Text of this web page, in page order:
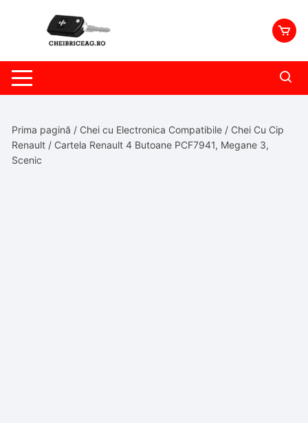
Prima pagină / Chei cu Electronica Compatibile / Chei Cu Cip
Renault / Cartela Renault 4 Butoane PCF7941, Megane 3,
Scenic